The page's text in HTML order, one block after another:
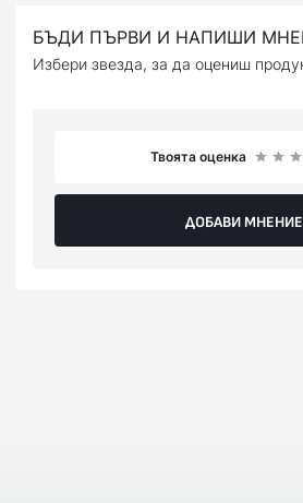
Вашата банкова карта.
БЪДИ ПЪРВИ И НАПИШИ
Избери звезда, за да оцениш
Твоята оценка
ДОБАВИ МНЕНИЕ